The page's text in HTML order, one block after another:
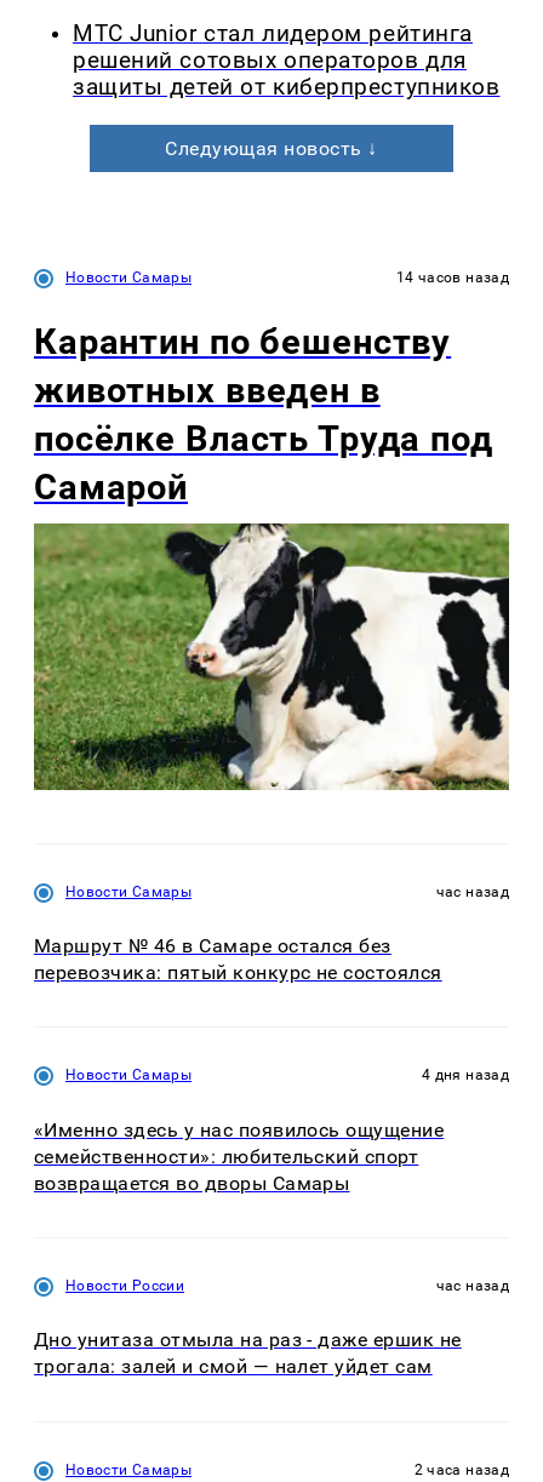
МТС Junior стал лидером рейтинга
решений сотовых операторов для
защиты детей от киберпреступников
Следующая новость ↓
Новости Самары 14 часов назад
Карантин по бешенству
животных введен в
посёлке Власть Труда под
Самарой
Новости Самары час назад
Маршрут № 46 в Самаре остался без
перевозчика: пятый конкурс не состоялся
Новости Самары 4 дня назад
«Именно здесь у нас появилось ощущение
семейственности»: любительский спорт
возвращается во дворы Самары
Новости России час назад
Дно унитаза отмыла на раз - даже ершик не
трогала: залей и смой — налет уйдет сам
Новости Самары 2 часа назад